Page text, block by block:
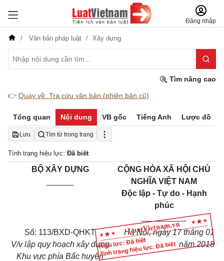
Đăng nhập
Văn bản pháp luật Xây dựng
Tìm nâng cao
👉 Quay về: Tra cứu văn bản (phiên bản cũ)
Tổng quan Nội dung VB gốc Tiếng Anh Lược đồ
Lưu Tìm từ trong trang
Tình trạng hiệu lực: Đã biết
Hiệu lực: Đã biết
Tình trạng hiệu lực: Đã biết
BỘ XÂY DỰNG
CỘNG HÒA XÃ HỘI CHỦ
NGHĨA VIỆT NAM
Độc lập - Tự do - Hạnh
phúc
__________
Số: 113/BXD-QHKT
V/v lập quy hoạch xây dựng
Khu vực phía Bắc huyện
Hà Nội, ngày 17 tháng 01
năm 2018